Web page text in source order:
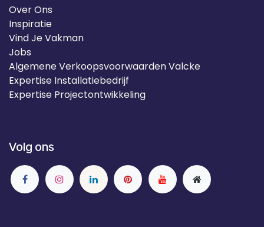
Over Ons
Inspiratie
Vind Je Vakman
Jobs
Algemene Verkoopsvoorwaarden Valcke
Expertise Installatiebedrijf
Expertise Projectontwikkeling
Volg ons